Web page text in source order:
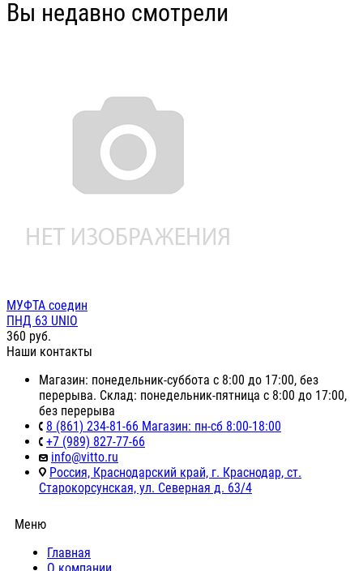
Вы недавно смотрели
МУФТА соедин
ПНД 63 UNIO
360 руб.
Наши контакты
Магазин: понедельник-суббота с 8:00 до 17:00, без
перерыва. Склад: понедельник-пятница с 8:00 до 17:00,
без перерыва
8 (861) 234-81-66 Магазин: пн-сб 8:00-18:00
+7 (989) 827-77-66
info@vitto.ru
Россия, Краснодарский край, г. Краснодар, ст.
Старокорсунская, ул. Северная д. 63/4
Меню
Главная